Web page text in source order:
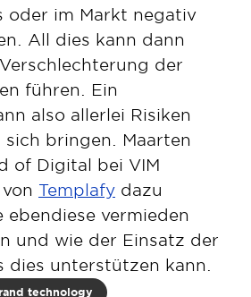
oder im Markt negativ
All dies kann dann
der
führen. Ein
also allerlei Risiken
bringen. Maarten
of Digital bei VIM
Templafy dazu
vermieden
und wie der Einsatz der
dies unterstützen kann.
technology